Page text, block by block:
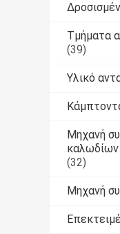
Τμήματα
(39)
Υλικό
Μηχανή
καλωδίων
(32)
Μηχανή